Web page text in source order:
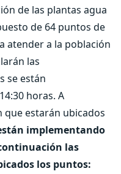
de las plantas agua
de 64 puntos de
atender a la población
las
se están
horas. A
que estarán ubicados
implementando
las
los puntos: